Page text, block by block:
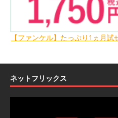
【ファンケル】たっぷり1ヵ月
ネットフリックス